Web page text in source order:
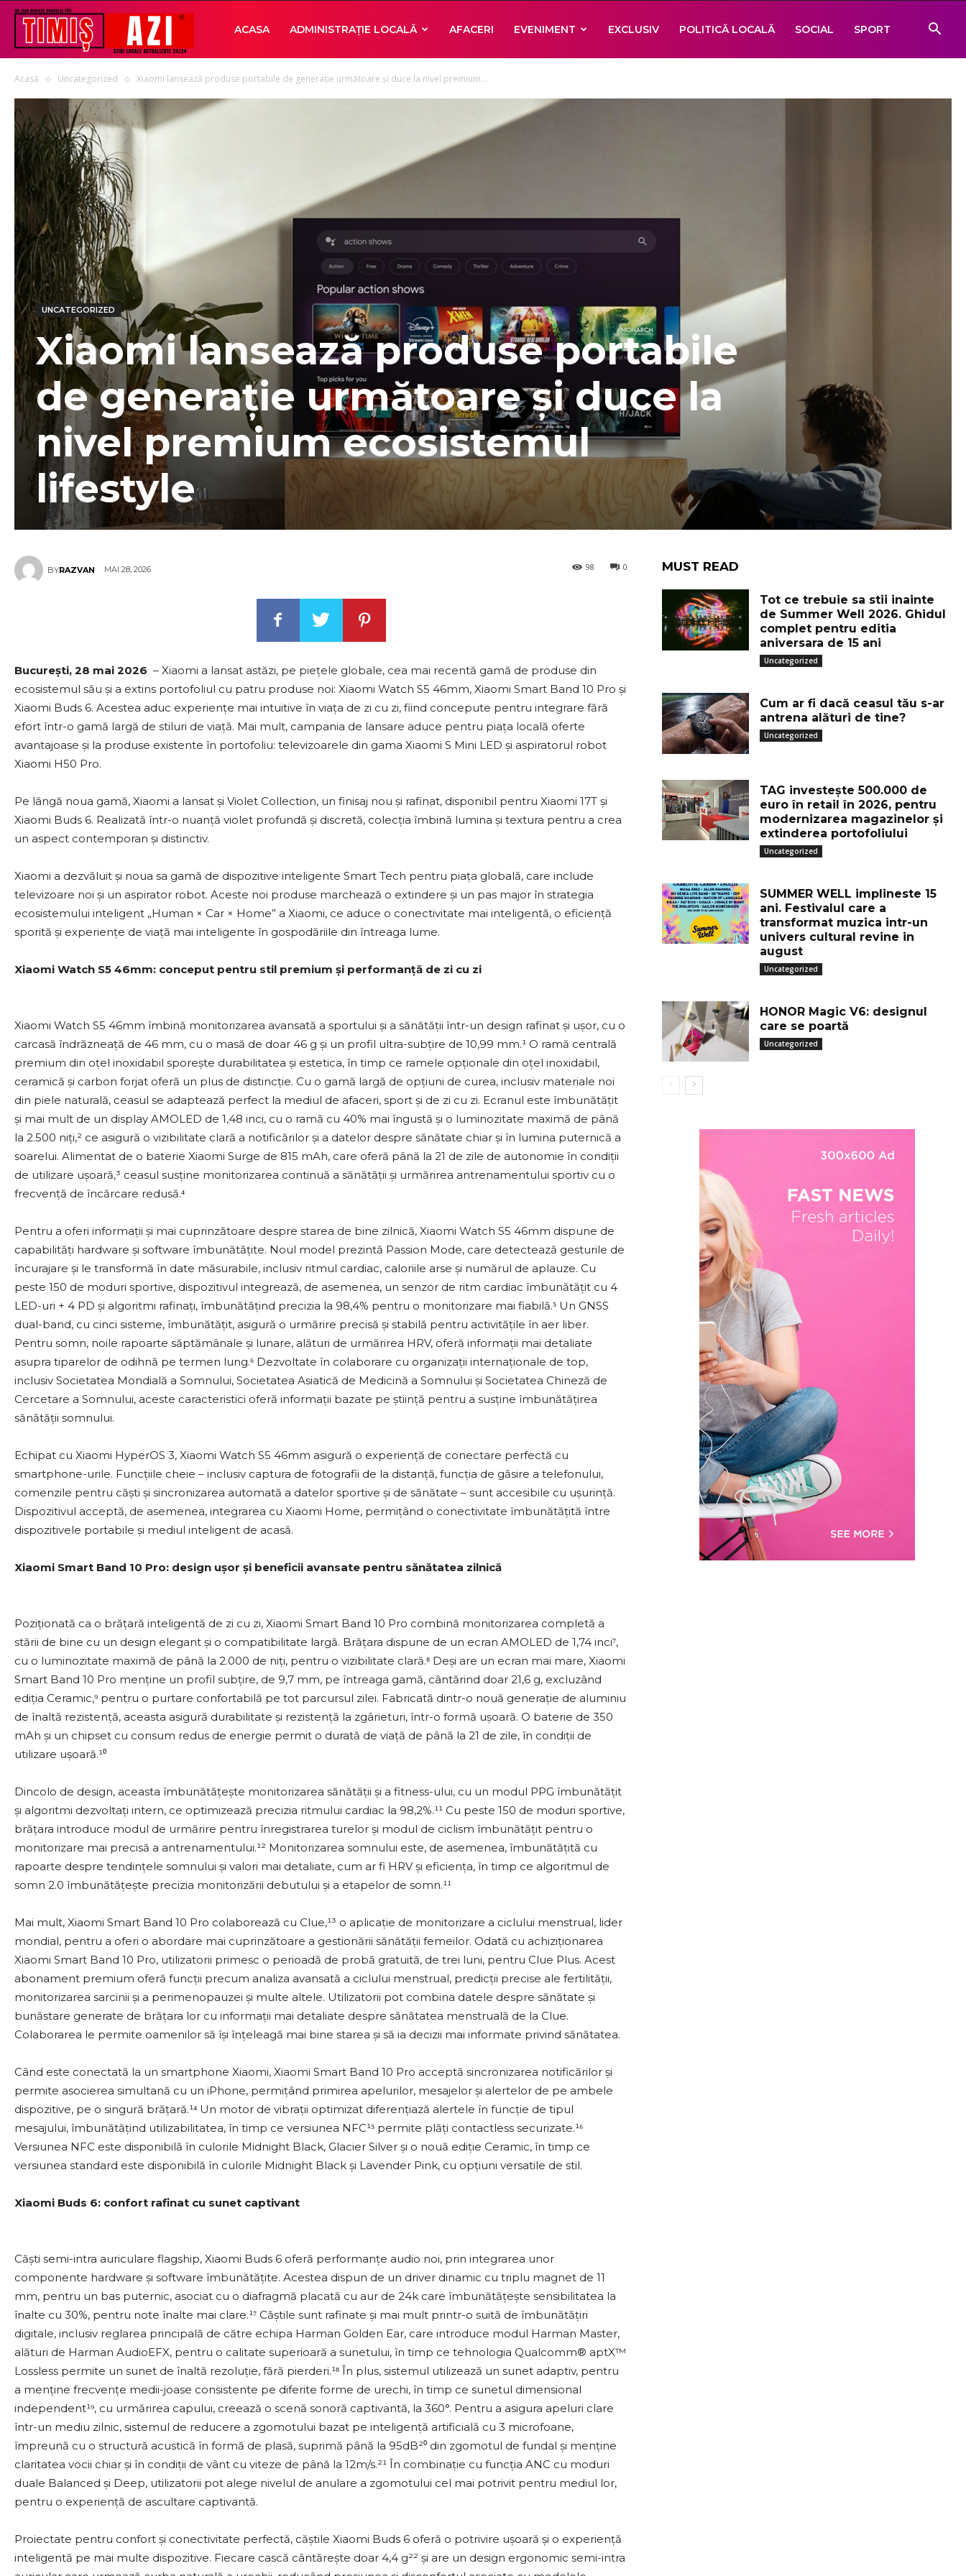
AZI
ACASA ADMINISTRAȚIE LOCALĂ AFACERI EVENIMENT EXCLUSIV POLITICĂ LOCALĂ SOCIAL SPORT
Acasă Uncategorized Xiaomi lansează produse portabile de generație următoare și duce la nivel premium...
UNCATEGORIZED
Xiaomi lansează produse portabile
de generație următoare și duce la
nivel premium ecosistemul
lifestyle
BYRAZVAN MAI 28, 2026 0
98
București, 28 mai 2026 – Xiaomi a lansat astăzi, pe piețele globale, cea mai recentă gamă de produse din
ecosistemul său și a extins portofoliul cu patru produse noi: Xiaomi Watch S5 46mm, Xiaomi Smart Band 10 Pro și
Xiaomi Buds 6. Acestea aduc experiențe mai intuitive în viața de zi cu zi, fiind concepute pentru integrare fără
efort într-o gamă largă de stiluri de viață. Mai mult, campania de lansare aduce pentru piața locală oferte
avantajoase și la produse existente în portofoliu: televizoarele din gama Xiaomi S Mini LED și aspiratorul robot
Xiaomi H50 Pro.
Pe lângă noua gamă, Xiaomi a lansat și Violet Collection, un finisaj nou și rafinat, disponibil pentru Xiaomi 17T și
Xiaomi Buds 6. Realizată într-o nuanță violet profundă și discretă, colecția îmbină lumina și textura pentru a crea
un aspect contemporan și distinctiv.
Xiaomi a dezvăluit și noua sa gamă de dispozitive inteligente Smart Tech pentru piața globală, care include
televizoare noi și un aspirator robot. Aceste noi produse marchează o extindere și un pas major în strategia
ecosistemului inteligent „Human × Car × Home” a Xiaomi, ce aduce o conectivitate mai inteligentă, o eficiență
sporită și experiențe de viață mai inteligente în gospodăriile din întreaga lume.
Xiaomi Watch S5 46mm: conceput pentru stil premium și performanță de zi cu zi
Xiaomi Watch S5 46mm îmbină monitorizarea avansată a sportului și a sănătății într-un design rafinat și ușor, cu o
carcasă îndrăzneață de 46 mm, cu o masă de doar 46 g și un profil ultra-subțire de 10,99 mm.¹ O ramă centrală
premium din oțel inoxidabil sporește durabilitatea și estetica, în timp ce ramele opționale din oțel inoxidabil,
ceramică și carbon forjat oferă un plus de distincție. Cu o gamă largă de opțiuni de curea, inclusiv materiale noi
din piele naturală, ceasul se adaptează perfect la mediul de afaceri, sport și de zi cu zi. Ecranul este îmbunătățit
și mai mult de un display AMOLED de 1,48 inci, cu o ramă cu 40% mai îngustă și o luminozitate maximă de până
la 2.500 niți,² ce asigură o vizibilitate clară a notificărilor și a datelor despre sănătate chiar și în lumina puternică a
soarelui. Alimentat de o baterie Xiaomi Surge de 815 mAh, care oferă până la 21 de zile de autonomie în condiții
de utilizare ușoară,³ ceasul susține monitorizarea continuă a sănătății și urmărirea antrenamentului sportiv cu o
frecvență de încărcare redusă.⁴
Pentru a oferi informații și mai cuprinzătoare despre starea de bine zilnică, Xiaomi Watch S5 46mm dispune de
capabilități hardware și software îmbunătățite. Noul model prezintă Passion Mode, care detectează gesturile de
încurajare și le transformă în date măsurabile, inclusiv ritmul cardiac, caloriile arse și numărul de aplauze. Cu
peste 150 de moduri sportive, dispozitivul integrează, de asemenea, un senzor de ritm cardiac îmbunătățit cu 4
LED-uri + 4 PD și algoritmi rafinați, îmbunătățind precizia la 98,4% pentru o monitorizare mai fiabilă.⁵ Un GNSS
dual-band, cu cinci sisteme, îmbunătățit, asigură o urmărire precisă și stabilă pentru activitățile în aer liber.
Pentru somn, noile rapoarte săptămânale și lunare, alături de urmărirea HRV, oferă informații mai detaliate
asupra tiparelor de odihnă pe termen lung.⁶ Dezvoltate în colaborare cu organizații internaționale de top,
inclusiv Societatea Mondială a Somnului, Societatea Asiatică de Medicină a Somnului și Societatea Chineză de
Cercetare a Somnului, aceste caracteristici oferă informații bazate pe știință pentru a susține îmbunătățirea
sănătății somnului.
Echipat cu Xiaomi HyperOS 3, Xiaomi Watch S5 46mm asigură o experiență de conectare perfectă cu
smartphone-urile. Funcțiile cheie – inclusiv captura de fotografii de la distanță, funcția de găsire a telefonului,
comenzile pentru căști și sincronizarea automată a datelor sportive și de sănătate – sunt accesibile cu ușurință.
Dispozitivul acceptă, de asemenea, integrarea cu Xiaomi Home, permițând o conectivitate îmbunătățită între
dispozitivele portabile și mediul inteligent de acasă.
Xiaomi Smart Band 10 Pro: design ușor și beneficii avansate pentru sănătatea zilnică
Poziționată ca o brățară inteligentă de zi cu zi, Xiaomi Smart Band 10 Pro combină monitorizarea completă a
stării de bine cu un design elegant și o compatibilitate largă. Brățara dispune de un ecran AMOLED de 1,74 inci⁷,
cu o luminozitate maximă de până la 2.000 de niți, pentru o vizibilitate clară.⁸ Deși are un ecran mai mare, Xiaomi
Smart Band 10 Pro menține un profil subțire, de 9,7 mm, pe întreaga gamă, cântărind doar 21,6 g, excluzând
ediția Ceramic,⁹ pentru o purtare confortabilă pe tot parcursul zilei. Fabricată dintr-o nouă generație de aluminiu
de înaltă rezistență, aceasta asigură durabilitate și rezistență la zgârieturi, într-o formă ușoară. O baterie de 350
mAh și un chipset cu consum redus de energie permit o durată de viață de până la 21 de zile, în condiții de
utilizare ușoară.¹⁰
Dincolo de design, aceasta îmbunătățește monitorizarea sănătății și a fitness-ului, cu un modul PPG îmbunătățit
și algoritmi dezvoltați intern, ce optimizează precizia ritmului cardiac la 98,2%.¹¹ Cu peste 150 de moduri sportive,
brățara introduce modul de urmărire pentru înregistrarea turelor și modul de ciclism îmbunătățit pentru o
monitorizare mai precisă a antrenamentului.¹² Monitorizarea somnului este, de asemenea, îmbunătățită cu
rapoarte despre tendințele somnului și valori mai detaliate, cum ar fi HRV și eficiența, în timp ce algoritmul de
somn 2.0 îmbunătățește precizia monitorizării debutului și a etapelor de somn.¹¹
Mai mult, Xiaomi Smart Band 10 Pro colaborează cu Clue,¹³ o aplicație de monitorizare a ciclului menstrual, lider
mondial, pentru a oferi o abordare mai cuprinzătoare a gestionării sănătății femeilor. Odată cu achiziționarea
Xiaomi Smart Band 10 Pro, utilizatorii primesc o perioadă de probă gratuită, de trei luni, pentru Clue Plus. Acest
abonament premium oferă funcții precum analiza avansată a ciclului menstrual, predicții precise ale fertilității,
monitorizarea sarcinii și a perimenopauzei și multe altele. Utilizatorii pot combina datele despre sănătate și
bunăstare generate de brățara lor cu informații mai detaliate despre sănătatea menstruală de la Clue.
Colaborarea le permite oamenilor să își înțeleagă mai bine starea și să ia decizii mai informate privind sănătatea.
Când este conectată la un smartphone Xiaomi, Xiaomi Smart Band 10 Pro acceptă sincronizarea notificărilor și
permite asocierea simultană cu un iPhone, permițând primirea apelurilor, mesajelor și alertelor de pe ambele
dispozitive, pe o singură brățară.¹⁴ Un motor de vibrații optimizat diferențiază alertele în funcție de tipul
mesajului, îmbunătățind utilizabilitatea, în timp ce versiunea NFC¹⁵ permite plăți contactless securizate.¹⁶
Versiunea NFC este disponibilă în culorile Midnight Black, Glacier Silver și o nouă ediție Ceramic, în timp ce
versiunea standard este disponibilă în culorile Midnight Black și Lavender Pink, cu opțiuni versatile de stil.
Xiaomi Buds 6: confort rafinat cu sunet captivant
Căști semi-intra auriculare flagship, Xiaomi Buds 6 oferă performanțe audio noi, prin integrarea unor
componente hardware și software îmbunătățite. Acestea dispun de un driver dinamic cu triplu magnet de 11
mm, pentru un bas puternic, asociat cu o diafragmă placată cu aur de 24k care îmbunătățește sensibilitatea la
înalte cu 30%, pentru note înalte mai clare.¹⁷ Căștile sunt rafinate și mai mult printr-o suită de îmbunătățiri
digitale, inclusiv reglarea principală de către echipa Harman Golden Ear, care introduce modul Harman Master,
alături de Harman AudioEFX, pentru o calitate superioară a sunetului, în timp ce tehnologia Qualcomm® aptX™
Lossless permite un sunet de înaltă rezoluție, fără pierderi.¹⁸ În plus, sistemul utilizează un sunet adaptiv, pentru
a menține frecvențe medii-joase consistente pe diferite forme de urechi, în timp ce sunetul dimensional
independent¹⁹, cu urmărirea capului, creează o scenă sonoră captivantă, la 360°. Pentru a asigura apeluri clare
într-un mediu zilnic, sistemul de reducere a zgomotului bazat pe inteligență artificială cu 3 microfoane,
împreună cu o structură acustică în formă de plasă, suprimă până la 95dB²⁰ din zgomotul de fundal și menține
claritatea vocii chiar și în condiții de vânt cu viteze de până la 12m/s.²¹ În combinație cu funcția ANC cu moduri
duale Balanced și Deep, utilizatorii pot alege nivelul de anulare a zgomotului cel mai potrivit pentru mediul lor,
pentru o experiență de ascultare captivantă.
Proiectate pentru confort și conectivitate perfectă, căștile Xiaomi Buds 6 oferă o potrivire ușoară și o experiență
inteligentă pe mai multe dispozitive. Fiecare cască cântărește doar 4,4 g²² și are un design ergonomic semi-intra
MUST READ
Tot ce trebuie sa stii inainte
de Summer Well 2026. Ghidul
complet pentru editia
aniversara de 15 ani
Uncategorized
Cum ar fi dacă ceasul tău s-ar
antrena alături de tine?
Uncategorized
TAG investește 500.000 de
euro în retail în 2026, pentru
modernizarea magazinelor și
extinderea portofoliului
Uncategorized
SUMMER WELL implineste 15
ani. Festivalul care a
transformat muzica intr-un
univers cultural revine in
august
Uncategorized
HONOR Magic V6: designul
care se poartă
Uncategorized